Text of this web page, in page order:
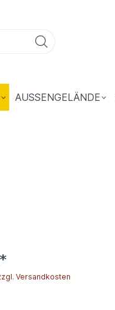
AUSSENGELÄNDE
Versandkosten